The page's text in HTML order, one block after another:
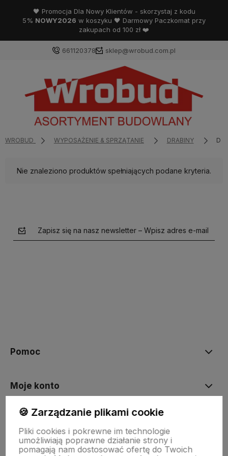
🖤 Promocja Dla Nowy Klientów - skorzystaj z kodu
5% NOWY2026 w koszyku 🖤 Darmowy Paczkomat przy
zakupach od 100 zł ❤️
661120378 sklep@wrobud.com.pl
WROBUD WYPOSAŻENIE & SPRZĄTANIE DRABINY
Nie znaleziono produktów spełniających podane kryteria.
Zapisz się na nasz newsletter – Wpisz adres e-mail
Pomoc
Moje konto
Płatności i dostawa
🍪 Zarządzanie plikami cookie
Pliki cookies i pokrewne im technologie
umożliwiają poprawne działanie strony i
pomagają nam dostosować ofertę do Twoich